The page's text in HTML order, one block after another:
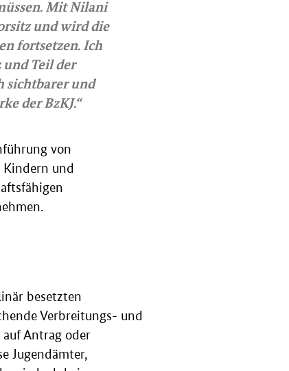
Mit Nilani
und wird die
fortsetzen. Ich
Teil der
sichtbarer und
der BzKJ.“
von
und
besetzten
Verbreitungs- und
Antrag oder
Jugendämter,